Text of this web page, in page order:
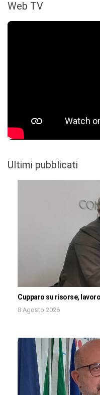
Web TV
Ultimi pubblicati
Cupparo su risorse,
8 Agosto 2026